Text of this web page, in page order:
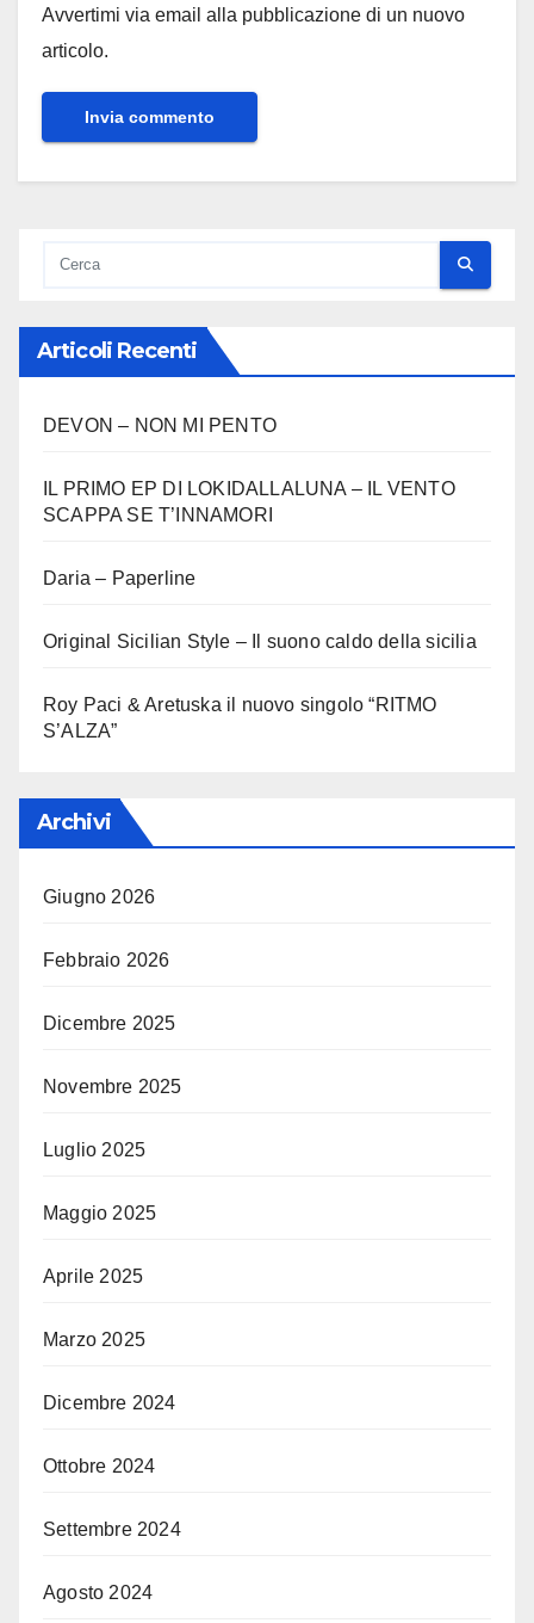
Avvertimi via email alla pubblicazione di un nuovo
articolo.
Articoli Recenti
DEVON – NON MI PENTO
IL PRIMO EP DI LOKIDALLALUNA – IL VENTO
SCAPPA SE T’INNAMORI
Daria – Paperline
Original Sicilian Style – Il suono caldo della sicilia
Roy Paci & Aretuska il nuovo singolo “RITMO
S’ALZA”
Archivi
Giugno 2026
Febbraio 2026
Dicembre 2025
Novembre 2025
Luglio 2025
Maggio 2025
Aprile 2025
Marzo 2025
Dicembre 2024
Ottobre 2024
Settembre 2024
Agosto 2024